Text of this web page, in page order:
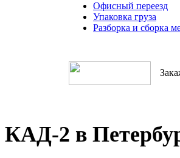
Офисный переезд
Упаковка груза
Разборка и сборка
КАД-2 в